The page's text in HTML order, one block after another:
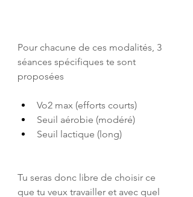
Pour chacune de ces modalités, 3
séances spécifiques te sont
proposées
Vo2 max (efforts courts)
Seuil aérobie (modéré)
Seuil lactique (long)
Tu seras donc libre de choisir ce
que tu veux travailler et avec quel